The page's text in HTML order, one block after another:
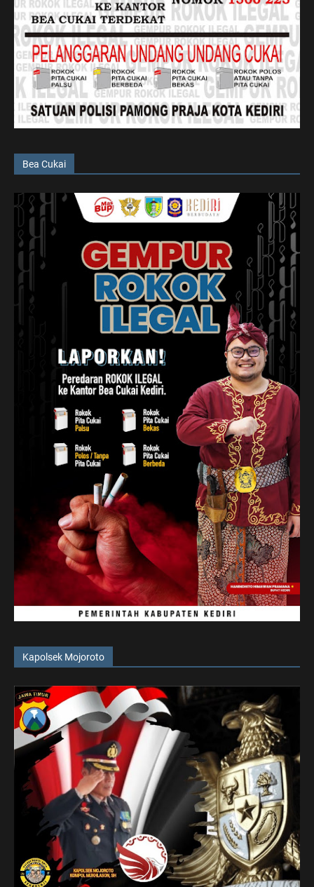
Bea Cukai
Kapolsek Mojoroto